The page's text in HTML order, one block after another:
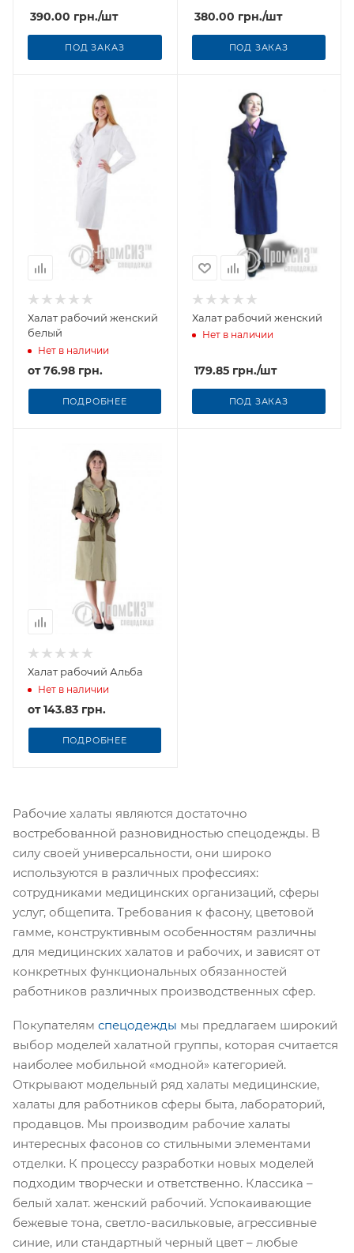
390.00 грн./шт
ПОД ЗАКАЗ
380.00 грн./шт
ПОД ЗАКАЗ
Халат рабочий женский
белый
Нет в наличии
от76.98 грн.
ПОДРОБНЕЕ
Халат рабочий женский
Нет в наличии
179.85грн./шт
ПОД ЗАКАЗ
Халат рабочий Альба
Нет в наличии
от143.83 грн.
ПОДРОБНЕЕ
Рабочие халаты являются достаточно
востребованной разновидностью спецодежды. В
силу своей универсальности, они широко
используются в различных профессиях:
сотрудниками медицинских организаций, сферы
услуг, общепита. Требования к фасону, цветовой
гамме, конструктивным особенностям различны
для медицинских халатов и рабочих, и зависят от
конкретных функциональных обязанностей
работников различных производственных сфер.
Покупателям спецодежды мы предлагаем широкий
выбор моделей халатной группы, которая считается
наиболее мобильной «модной» категорией.
Открывают модельный ряд халаты медицинские,
халаты для работников сферы быта, лабораторий,
продавцов. Мы производим рабочие халаты
интересных фасонов со стильными элементами
отделки. К процессу разработки новых моделей
подходим творчески и ответственно. Классика –
белый халат. женский рабочий. Успокаивающие
бежевые тона, светло-васильковые, агрессивные
синие, или стандартный черный цвет – любые